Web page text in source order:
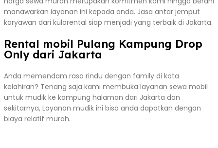
manawarkan layanan ini kepada anda. Jasa antar jemput
karyawan dari kulorental siap menjadi yang terbaik di Jakarta.
Rental mobil Pulang Kampung Drop
Only dari Jakarta
Anda memendam rasa rindu dengan family di kota
kelahiran? Tenang saja kami membuka layanan sewa mobil
untuk mudik ke kampung halaman dari Jakarta dan
sekitarnya, Layanan mudik ini bisa anda dapatkan dengan
biaya relatif murah.